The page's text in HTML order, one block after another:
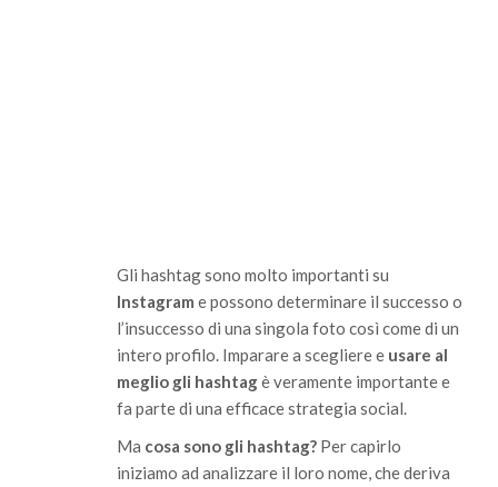
Gli hashtag sono molto importanti su
Instagram e possono determinare il successo o
l’insuccesso di una singola foto così come di un
intero profilo. Imparare a scegliere e usare al
meglio gli hashtagè veramente importante e
fa parte di una efficace strategia social.
Ma cosa sono gli hashtag? Per capirlo
iniziamo ad analizzare il loro nome, che deriva